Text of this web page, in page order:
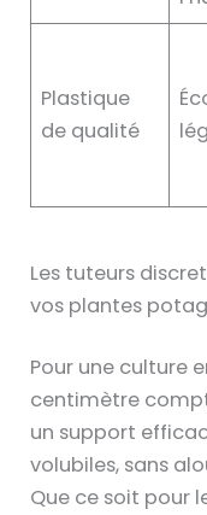
Plastique
de qualité
Les tuteurs
vos plantes
Pour une culture
centimètre
un support
volubiles, sans
Que ce soit pour